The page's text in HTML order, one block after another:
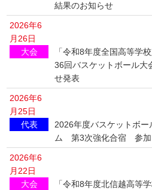
結果のお知らせ
2026年6
月26日
大会
「令和8年度全国高等学
36回バスケットボール大
せ発表
2026年6
月25日
代表
2026年度バスケットボ
ム 第3次強化合宿 参加
2026年6
月22日
大会
「令和8年度北信越高